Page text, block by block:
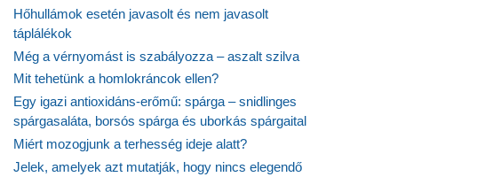
Hőhullámok esetén javasolt és nem javasolt
táplálékok
Még a vérnyomást is szabályozza – aszalt szilva
Mit tehetünk a homlokráncok ellen?
Egy igazi antioxidáns-erőmű: spárga – snidlinges
spárgasaláta, borsós spárga és uborkás spárgaital
Miért mozogjunk a terhesség ideje alatt?
Jelek, amelyek azt mutatják, hogy nincs elegendő